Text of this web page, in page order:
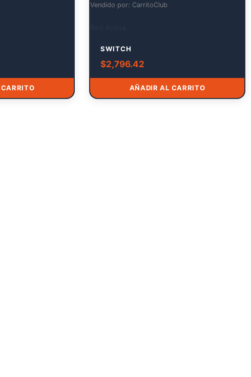
Vendido por: CarritoClub
SWITCH
$2,796.42
AÑADIR AL CARRITO